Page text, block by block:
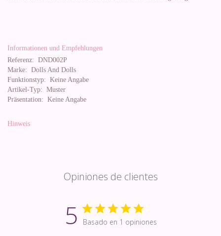
Informationen und Empfehlungen
Referenz: DND002P
Marke: Dolls And Dolls
Funktionstyp: Keine Angabe
Artikel-Typ: Muster
Präsentation: Keine Angabe
Hinweis
Opiniones de clientes
5 Basado en 1 opiniones